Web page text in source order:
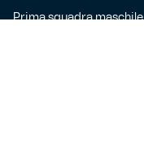
Prima squadra maschile